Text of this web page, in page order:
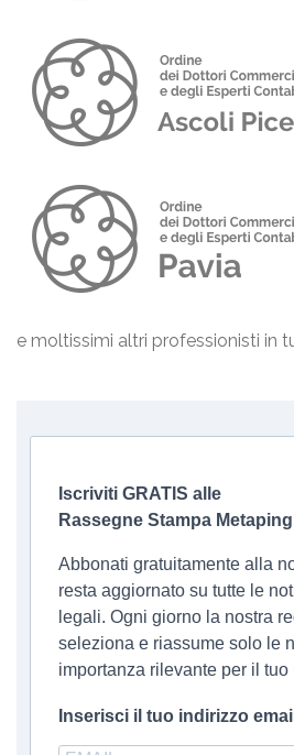
e moltissimi altri professionisti in
Iscriviti GRATIS alle
Rassegne Stampa Metaping
Abbonati gratuitamente alla
resta aggiornato su tutte le
legali. Ogni giorno la nostra
seleziona e riassume solo le
importanza rilevante per il tuo
Inserisci il tuo indirizzo